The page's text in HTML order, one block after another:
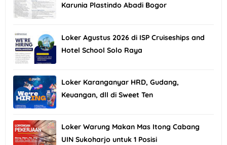
Karunia Plastindo Abadi Bogor
Loker Agustus 2026 di ISP Cruiseships and
Hotel School Solo Raya
Loker Karanganyar HRD, Gudang,
Keuangan, dll di Sweet Ten
Loker Warung Makan Mas Itong Cabang
UIN Sukoharjo untuk 1 Posisi